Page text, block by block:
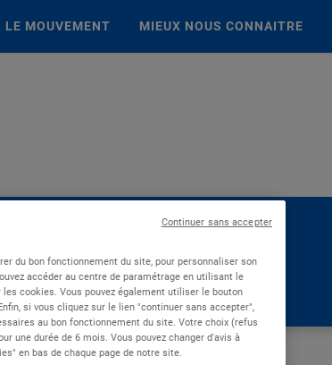
LE MOUVEMENT MIEUX NOUS CONNAITRE
du bon fonctionnement du site, pour personnaliser son
accéder au centre de paramétrage en utilisant le
cookies. Vous pouvez également utiliser le bouton
si vous cliquez sur le lien "continuer sans accepter",
au bon fonctionnement du site. Votre choix (refus
une durée de 6 mois. Vous pouvez changer d'avis à
en bas de chaque page de notre site.
Continuer sans accepter